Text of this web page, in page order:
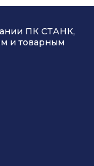
ПК СТАНК,
и товарным